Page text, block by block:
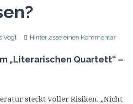
Vogt Hinterlasse einen Kommentar
„Literarischen Quartett“ –
steckt voller Risiken. „Nicht